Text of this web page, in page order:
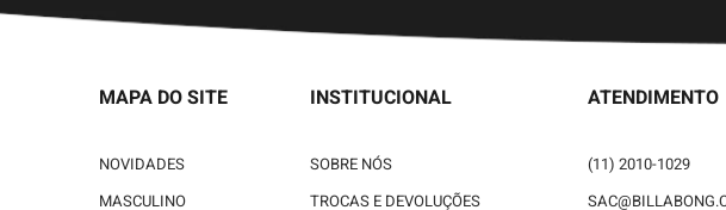
MAPA DO SITE
NOVIDADES
MASCULINO
INSTITUCIONAL
SOBRE NÓS
TROCAS E DEVOLUÇÕES
ATENDIMENTO
(11) 2010-1029